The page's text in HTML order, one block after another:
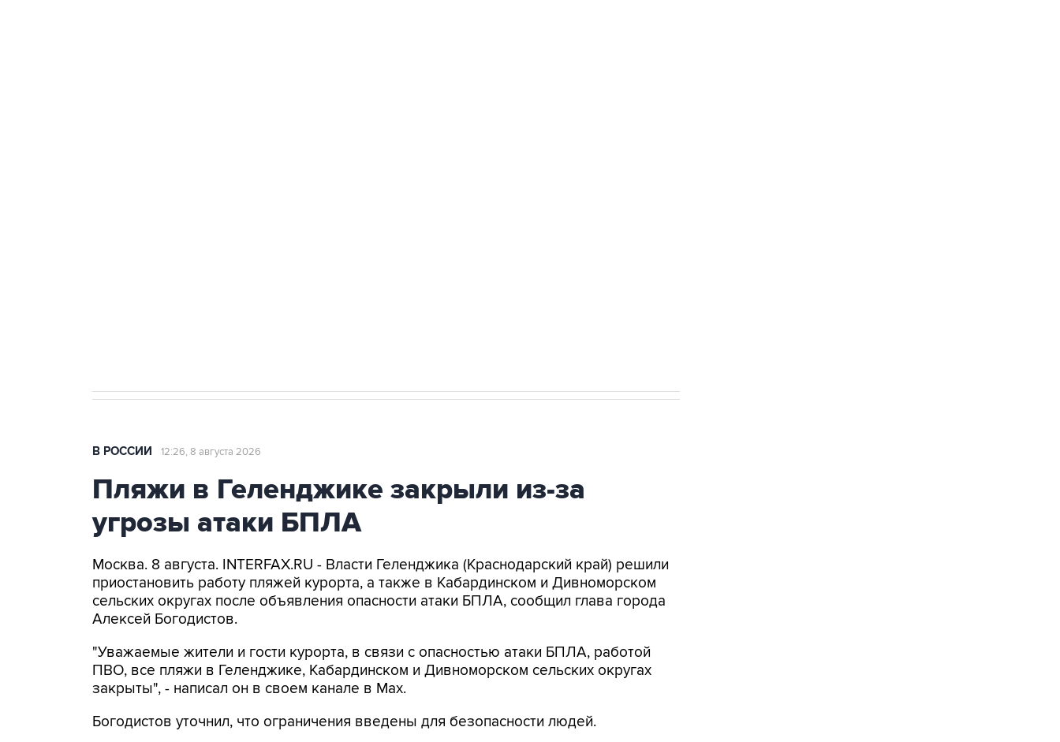
В РОССИИ 12:26, 8 августа 2026
Пляжи в Геленджике закрыли из-за
угрозы атаки БПЛА
Москва. 8 августа. INTERFAX.RU - Власти Геленджика (Краснодарский край) решили
приостановить работу пляжей курорта, а также в Кабардинском и Дивноморском
сельских округах после объявления опасности атаки БПЛА, сообщил глава города
Алексей Богодистов.
"Уважаемые жители и гости курорта, в связи с опасностью атаки БПЛА, работой
ПВО, все пляжи в Геленджике, Кабардинском и Дивноморском сельских округах
закрыты", - написал он в своем канале в Max.
Богодистов уточнил, что ограничения введены для безопасности людей.